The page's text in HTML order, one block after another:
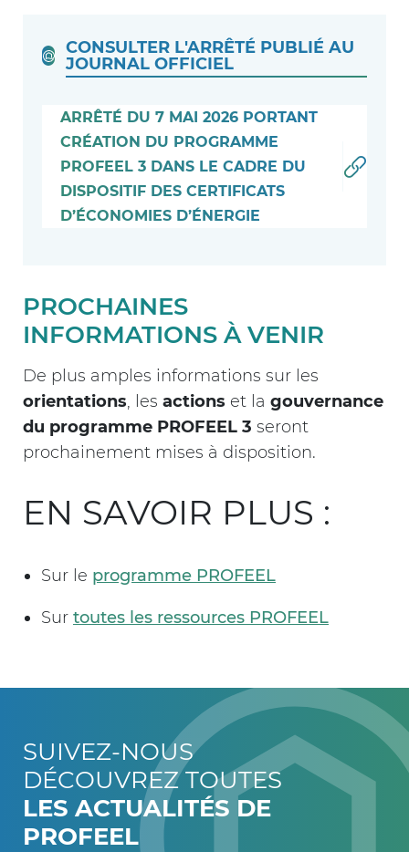
CONSULTER L'ARRÊTÉ PUBLIÉ AU
JOURNAL OFFICIEL
ARRÊTÉ DU 7 MAI 2026 PORTANT
CRÉATION DU PROGRAMME
PROFEEL 3 DANS LE CADRE DU
DISPOSITIF DES CERTIFICATS
D’ÉCONOMIES D’ÉNERGIE
PROCHAINES
INFORMATIONS À VENIR
De plus amples informations sur les
orientations, les actions et la gouvernance
du programme PROFEEL 3 seront
prochainement mises à disposition.
EN SAVOIR PLUS :
Sur le programme PROFEEL
Sur toutes les ressources PROFEEL
SUIVEZ-NOUS
DÉCOUVREZ TOUTES
LES ACTUALITÉS DE
PROFEEL